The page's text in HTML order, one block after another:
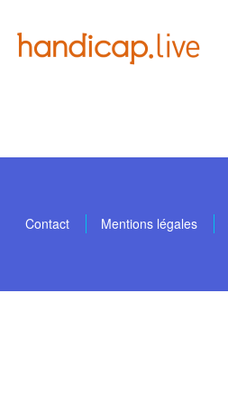
Contact Mentions légales